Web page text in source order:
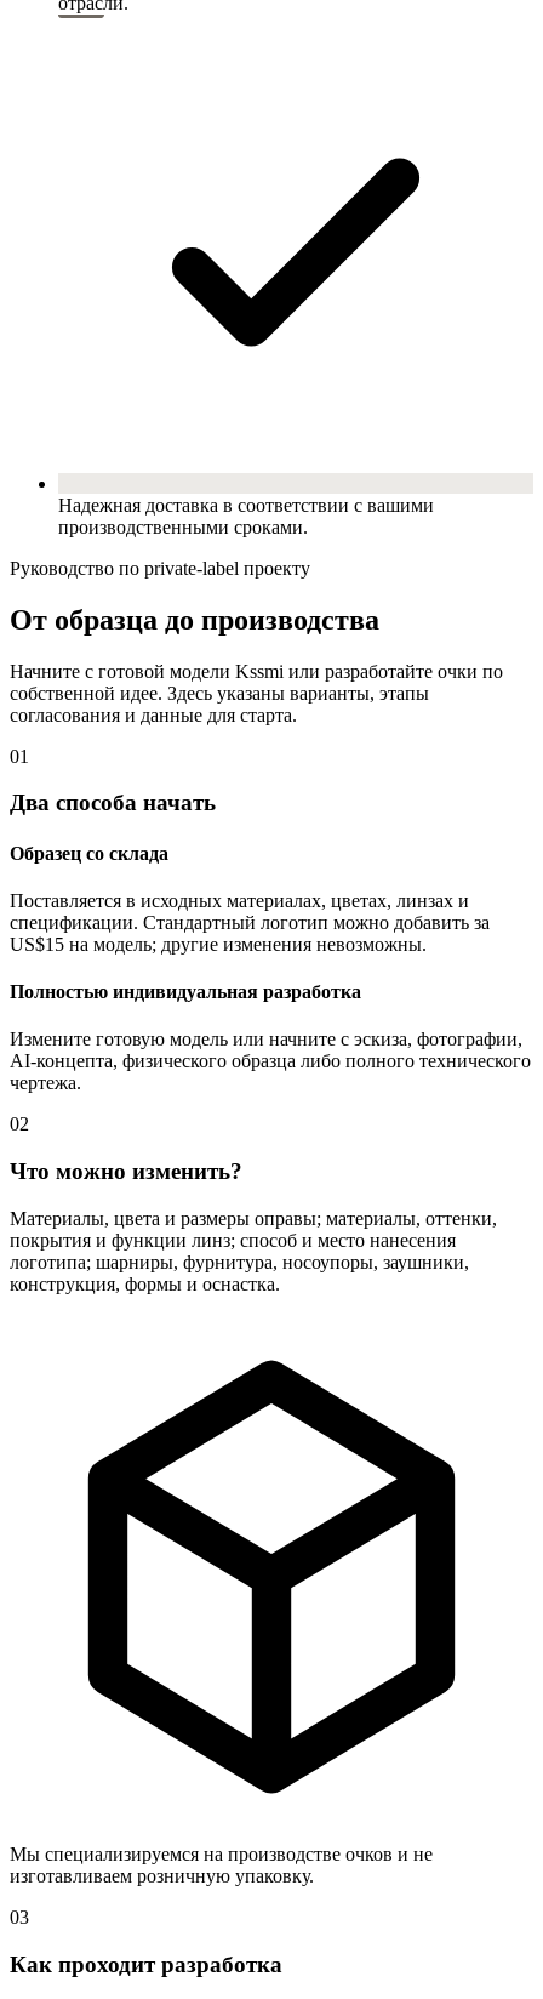
Надежная доставка в соответствии с вашими
производственными сроками.
Руководство по private-label проекту
От образца до производства
Начните с готовой модели Kssmi или разработайте очки по
собственной идее. Здесь указаны варианты, этапы
согласования и данные для старта.
01
Два способа начать
Образец со склада
Поставляется в исходных материалах, цветах, линзах и
спецификации. Стандартный логотип можно добавить за
US$15 на модель; другие изменения невозможны.
Полностью индивидуальная разработка
Измените готовую модель или начните с эскиза, фотографии,
AI-концепта, физического образца либо полного технического
чертежа.
02
Что можно изменить?
Материалы, цвета и размеры оправы; материалы, оттенки,
покрытия и функции линз; способ и место нанесения
логотипа; шарниры, фурнитура, носоупоры, заушники,
конструкция, формы и оснастка.
Мы специализируемся на производстве очков и не
изготавливаем розничную упаковку.
03
Как проходит разработка